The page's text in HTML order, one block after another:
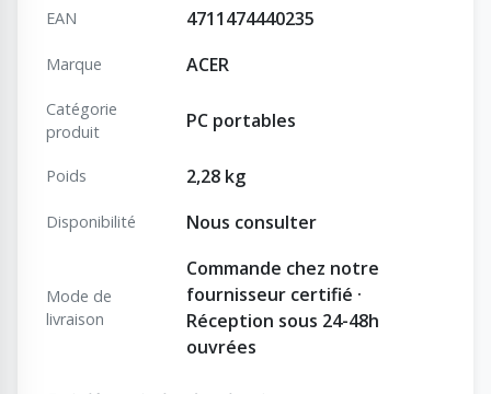
EAN 4711474440235
Marque ACER
Catégorie
produit
PC portables
Poids 2,28 kg
Disponibilité Nous consulter
Mode de
livraison
Commande chez notre
fournisseur certifié ·
Réception sous 24-48h
ouvrées